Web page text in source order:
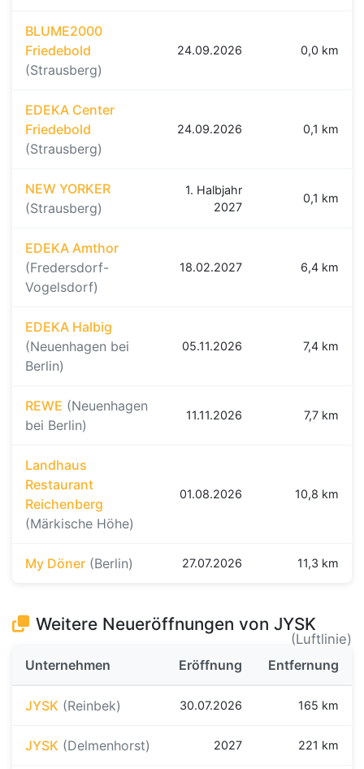
BLUME2000
Friedebold
(Strausberg)
24.09.2026 0,0 km
EDEKA Center
Friedebold
(Strausberg)
24.09.2026 0,1 km
NEW YORKER
(Strausberg)
1. Halbjahr
2027
0,1 km
EDEKA Amthor
(Fredersdorf-
Vogelsdorf)
18.02.2027 6,4 km
EDEKA Halbig
(Neuenhagen bei
Berlin)
05.11.2026 7,4 km
REWE (Neuenhagen
bei Berlin)
11.11.2026 7,7 km
Landhaus
Restaurant
Reichenberg
(Märkische Höhe)
01.08.2026 10,8 km
My Döner (Berlin) 27.07.2026 11,3 km
Weitere Neueröffnungen von JYSK
(Luftlinie)
Unternehmen
Eröffnung Entfernung
JYSK (Reinbek) 30.07.2026 165 km
JYSK (Delmenhorst) 2027 221 km